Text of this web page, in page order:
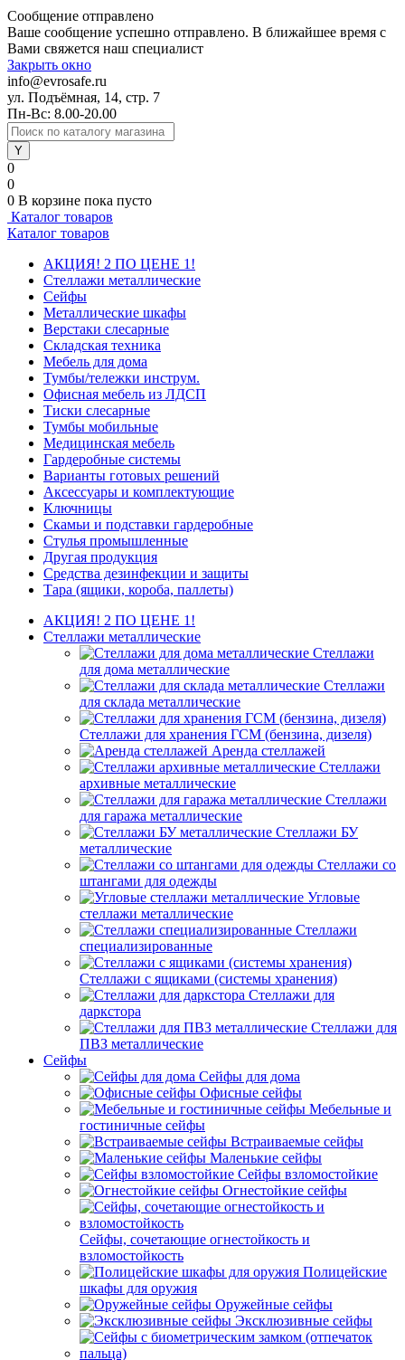
Сообщение отправлено
Ваше сообщение успешно отправлено. В ближайшее время с
Вами свяжется наш специалист
Закрыть окно
info@evrosafe.ru
ул. Подъёмная, 14, стр. 7
Пн-Вс: 8.00-20.00
0
0
0 В корзине пока пусто
Каталог товаров
Каталог товаров
АКЦИЯ! 2 ПО ЦЕНЕ 1!
Стеллажи металлические
Сейфы
Металлические шкафы
Верстаки слесарные
Складская техника
Мебель для дома
Тумбы/тележки инструм.
Офисная мебель из ЛДСП
Тиски слесарные
Тумбы мобильные
Медицинская мебель
Гардеробные системы
Варианты готовых решений
Аксессуары и комплектующие
Ключницы
Скамьи и подставки гардеробные
Стулья промышленные
Другая продукция
Средства дезинфекции и защиты
Тара (ящики, короба, паллеты)
АКЦИЯ! 2 ПО ЦЕНЕ 1!
Стеллажи металлические
Стеллажи
для дома металлические
Стеллажи
для склада металлические
Стеллажи для хранения ГСМ (бензина, дизеля)
Аренда стеллажей
Стеллажи
архивные металлические
Стеллажи
для гаража металлические
Стеллажи БУ
металлические
Стеллажи со
штангами для одежды
Угловые
стеллажи металлические
Стеллажи
специализированные
Стеллажи с ящиками (системы хранения)
Стеллажи для
даркстора
Стеллажи для
ПВЗ металлические
Сейфы
Сейфы для дома
Офисные сейфы
Мебельные и
гостиничные сейфы
Встраиваемые сейфы
Маленькие сейфы
Сейфы взломостойкие
Огнестойкие сейфы
Сейфы, сочетающие огнестойкость и
взломостойкость
Полицейские
шкафы для оружия
Оружейные сейфы
Эксклюзивные сейфы